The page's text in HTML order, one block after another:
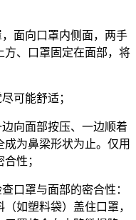
面向口罩内侧面，两手
方、口罩固定在面部，将
可能舒适；
向面部按压、一边顺着
为鼻梁形状为止。仅用
性；
口罩与面部的密合性：
如塑料袋）盖住口罩，